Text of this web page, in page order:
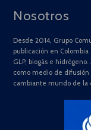
Nosotros
Desde 2014, Grupo
publicación en
GLP, biogás e
como medio de
cambiante mundo de la